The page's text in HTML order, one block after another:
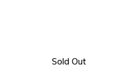
Sold Out